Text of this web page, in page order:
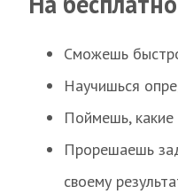
Сможешь
Научишься
Поймешь, какие
Прорешаешь
своему